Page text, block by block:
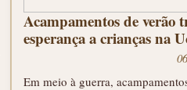
Acampamentos de verão
esperança a crianças na
Em meio à guerra,